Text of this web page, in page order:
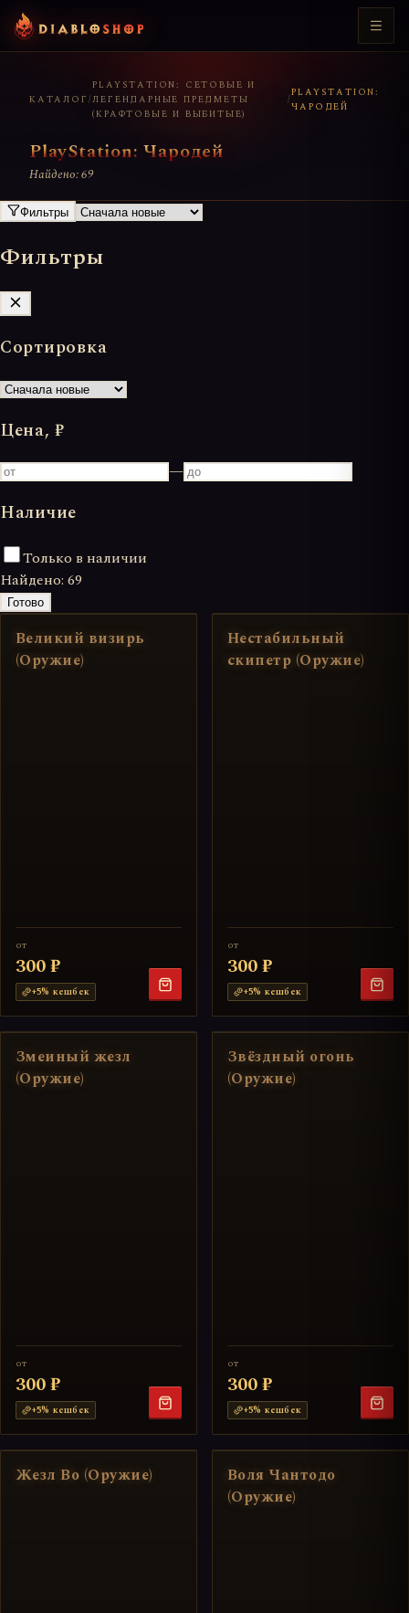
КАТАЛОГ/
PLAYSTATION: СЕТОВЫЕ И
ЛЕГЕНДАРНЫЕ ПРЕДМЕТЫ
(КРАФТОВЫЕ И ВЫБИТЫЕ)
/PLAYSTATION:
ЧАРОДЕЙ
PlayStation: Чародей
Найдено: 69
Фильтры
Фильтры
Сортировка
Цена, ₽
—
Наличие
Только в наличии
Найдено: 69
Готово
Великий визирь
(Оружие)
от
300 ₽
+5% кешбек
Нестабильный
скипетр (Оружие)
от
300 ₽
+5% кешбек
Змеиный жезл
(Оружие)
от
300 ₽
+5% кешбек
Звёздный огонь
(Оружие)
от
300 ₽
+5% кешбек
Жезл Во (Оружие)
Воля Чантодо
(Оружие)